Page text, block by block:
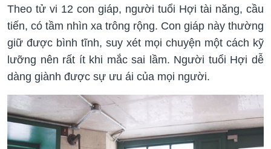
Theo tử vi 12 con giáp, người tuổi Hợi tài năng, cầu
tiến, có tầm nhìn xa trông rộng. Con giáp này thường
giữ được bình tĩnh, suy xét mọi chuyện một cách kỹ
lưỡng nên rất ít khi mắc sai lầm. Người tuổi Hợi dễ
dàng giành được sự ưu ái của mọi người.